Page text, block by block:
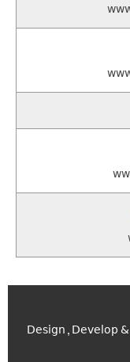
Design , Develop